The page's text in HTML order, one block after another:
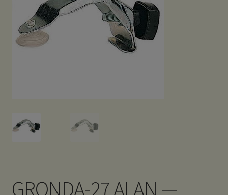
GRONDA-27 ALAN —